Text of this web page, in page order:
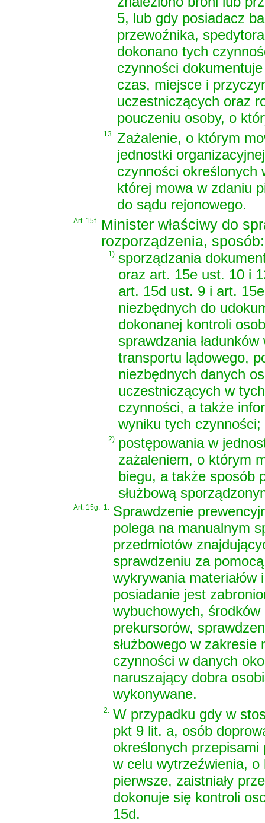
5, lub gdy posiadacz
przewoźnika,
dokonano tych
czynności
czas, miejsce i
uczestniczących oraz
pouczeniu osoby, o
13. Zażalenie, o którym
jednostki
czynności określonych
której mowa w zdaniu
do sądu rejonowego.
Art. 15f. Minister właściwy do
rozporządzenia, sposób:
1) sporządzania
oraz art. 15e ust. 10 i
art. 15d ust. 9 i art.
niezbędnych do
dokonanej kontroli
sprawdzania
transportu lądowego,
niezbędnych danych
uczestniczących w
czynności, a także
wyniku tych czynności;
2) postępowania w
zażaleniem, o którym
biegu, a także sposób
służbową
Art. 15g. 1. Sprawdzenie
polega na manualnym
przedmiotów
sprawdzeniu za
wykrywania
posiadanie jest
wybuchowych,
prekursorów,
służbowego w
czynności w danych
naruszający dobra
wykonywane.
2. W przypadku gdy w
pkt 9 lit. a, osób
określonych
w celu wytrzeźwienia,
pierwsze, zaistniały
dokonuje się kontroli
15d.